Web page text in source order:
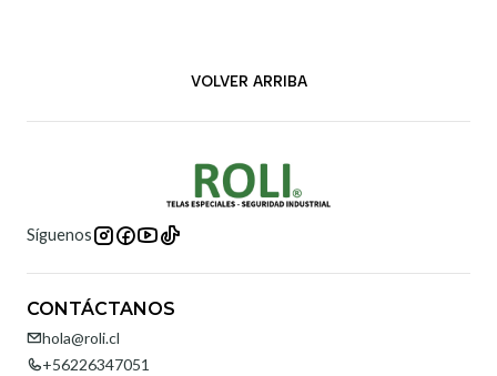
VOLVER ARRIBA
Síguenos
CONTÁCTANOS
hola@roli.cl
+56226347051